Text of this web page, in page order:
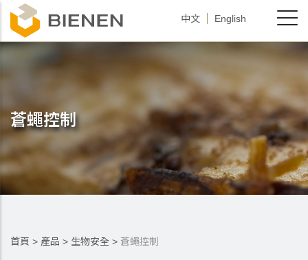
移
至
主
內
中文 English
蒼蠅控制
首頁 > 產品 > 生物安全 > 蒼蠅控制